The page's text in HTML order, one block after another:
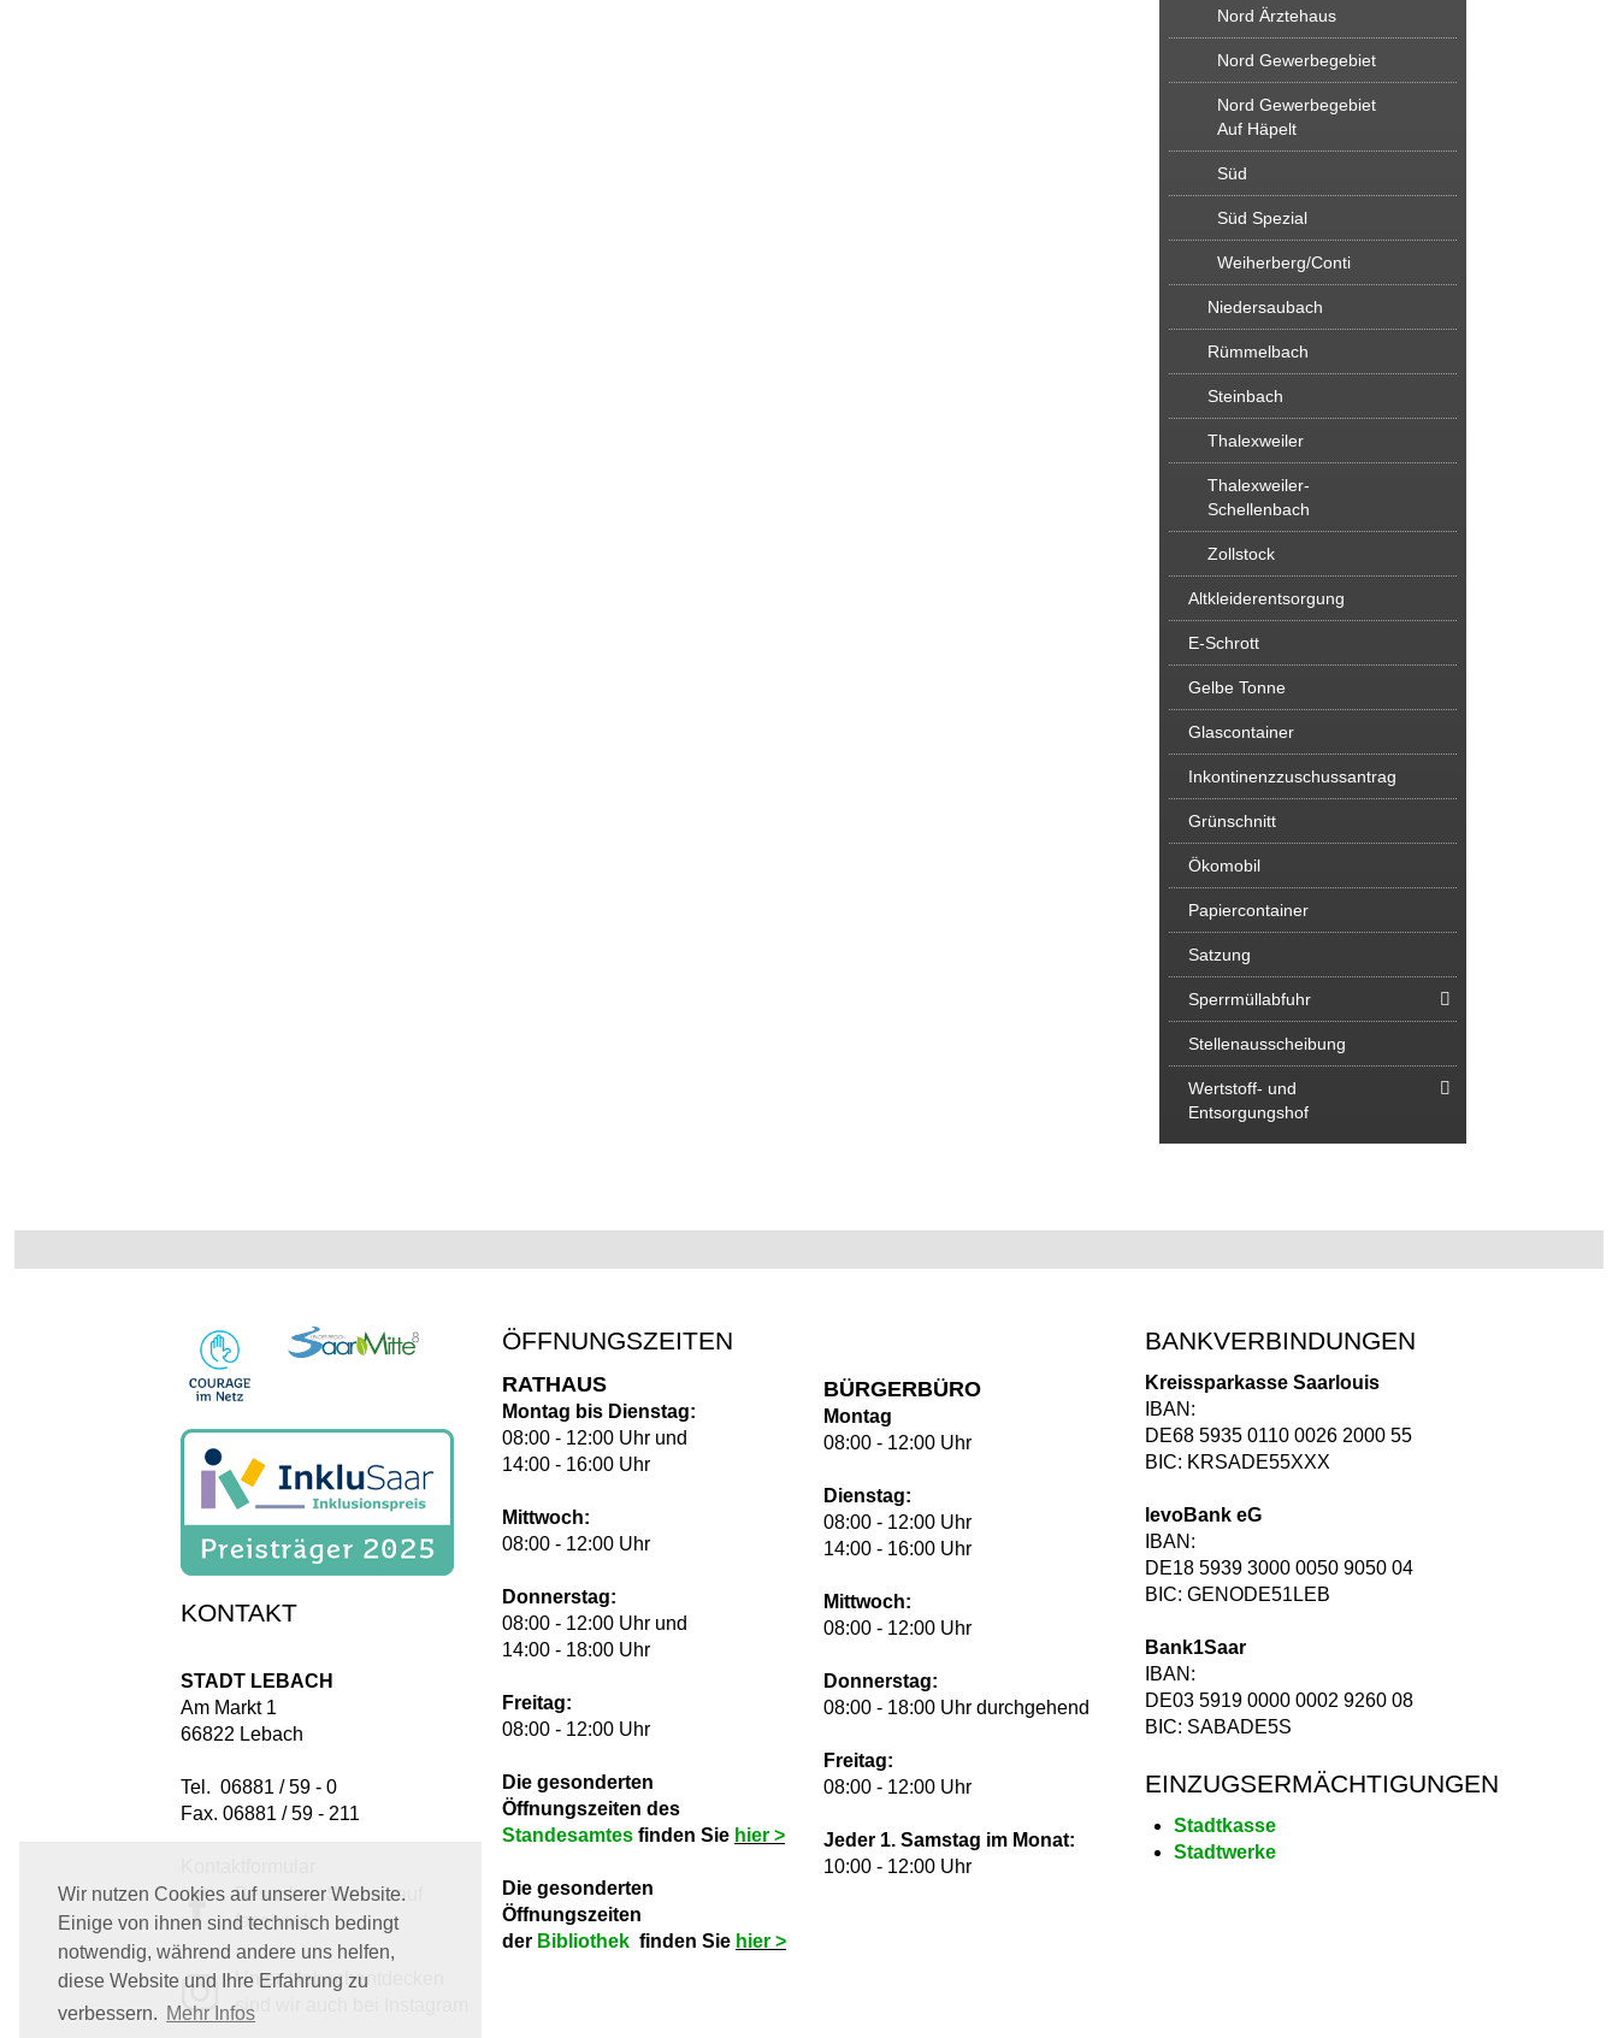
Wir nutzen Cookies auf unserer Website.
Einige von ihnen sind technisch bedingt
notwendig, während andere uns helfen,
diese Website und Ihre Erfahrung zu
verbessern. Mehr Infos
Nord Ärztehaus
Nord Gewerbegebiet
Nord Gewerbegebiet
Auf Häpelt
Süd
Süd Spezial
Weiherberg/Conti
Niedersaubach
Rümmelbach
Steinbach
Thalexweiler
Thalexweiler-
Schellenbach
Zollstock
Altkleiderentsorgung
E-Schrott
Gelbe Tonne
Glascontainer
Inkontinenzzuschussantrag
Grünschnitt
Ökomobil
Papiercontainer
Satzung
Sperrmüllabfuhr
Stellenausscheibung
Wertstoff- und
Entsorgungshof
KONTAKT
STADT LEBACH
Am Markt 1
66822 Lebach
Tel. 06881 / 59 - 0
Fax. 06881 / 59 - 211
Besuchen Sie uns auf
facebook
Unter #lebachentdecken
sind wir auch bei Instagram
ÖFFNUNGSZEITEN
RATHAUS
Montag bis Dienstag:
08:00 - 12:00 Uhr und
14:00 - 16:00 Uhr
Mittwoch:
08:00 - 12:00 Uhr
Donnerstag:
08:00 - 12:00 Uhr und
14:00 - 18:00 Uhr
Freitag:
08:00 - 12:00 Uhr
Die gesonderten
Öffnungszeiten des
Standesamtes finden Sie hier >
Die gesonderten
Öffnungszeiten
der Bibliothek finden Sie hier >
BÜRGERBÜRO
Montag
08:00 - 12:00 Uhr
Dienstag:
08:00 - 12:00 Uhr
14:00 - 16:00 Uhr
Mittwoch:
08:00 - 12:00 Uhr
Donnerstag:
08:00 - 18:00 Uhr durchgehend
Freitag:
08:00 - 12:00 Uhr
Jeder 1. Samstag im Monat:
10:00 - 12:00 Uhr
BANKVERBINDUNGEN
Kreissparkasse Saarlouis
IBAN:
DE68 5935 0110 0026 2000 55
BIC: KRSADE55XXX
levoBank eG
IBAN:
DE18 5939 3000 0050 9050 04
BIC: GENODE51LEB
Bank1Saar
IBAN:
DE03 5919 0000 0002 9260 08
BIC: SABADE5S
EINZUGSERMÄCHTIGUNGEN
Stadtkasse
Stadtwerke